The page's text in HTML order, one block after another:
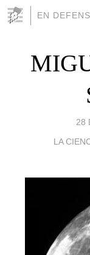
EN
28
LA